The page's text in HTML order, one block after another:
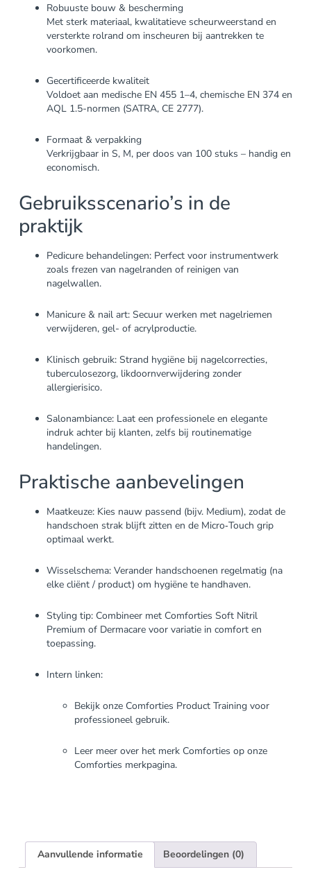
Robuuste bouw & bescherming
Met sterk materiaal, kwalitatieve scheurweerstand en
versterkte rolrand om inscheuren bij aantrekken te
voorkomen.
Gecertificeerde kwaliteit
Voldoet aan medische EN 455 1–4, chemische EN 374 en
AQL 1.5-normen (SATRA, CE 2777).
Formaat & verpakking
Verkrijgbaar in S, M, per doos van 100 stuks – handig en
economisch.
Gebruiksscenario’s in de
praktijk
Pedicure behandelingen: Perfect voor instrumentwerk
zoals frezen van nagelranden of reinigen van
nagelwallen.
Manicure & nail art: Secuur werken met nagelriemen
verwijderen, gel- of acrylproductie.
Klinisch gebruik: Strand hygiëne bij nagelcorrecties,
tuberculosezorg, likdoornverwijdering zonder
allergierisico.
Salonambiance: Laat een professionele en elegante
indruk achter bij klanten, zelfs bij routinematige
handelingen.
Praktische aanbevelingen
Maatkeuze: Kies nauw passend (bijv. Medium), zodat de
handschoen strak blijft zitten en de Micro‑Touch grip
optimaal werkt.
Wisselschema: Verander handschoenen regelmatig (na
elke cliënt / product) om hygiëne te handhaven.
Styling tip: Combineer met Comforties Soft Nitril
Premium of Dermacare voor variatie in comfort en
toepassing.
Intern linken:
Bekijk onze Comforties Product Trainingvoor
professioneel gebruik.
Leer meer over het merk Comforties op onze
Comforties merkpagina.
Aanvullende informatie Beoordelingen (0)